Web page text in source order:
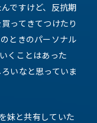
ですけど、反抗期
ってきてつけたり
ときのパーソナル
くことはあった
いなと思っていま
妹と共有していた